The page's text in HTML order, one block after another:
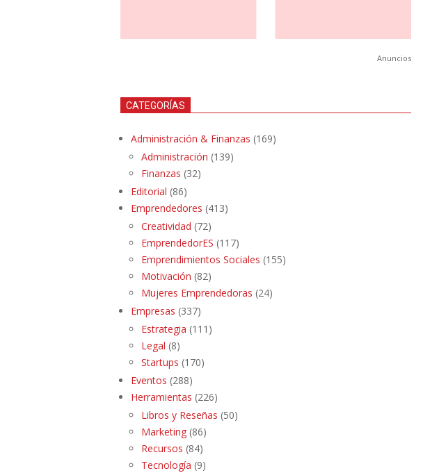
Anuncios
CATEGORÍAS
Administración & Finanzas (169)
Administración (139)
Finanzas (32)
Editorial (86)
Emprendedores (413)
Creatividad (72)
EmprendedorES (117)
Emprendimientos Sociales (155)
Motivación (82)
Mujeres Emprendedoras (24)
Empresas (337)
Estrategia (111)
Legal (8)
Startups (170)
Eventos (288)
Herramientas (226)
Libros y Reseñas (50)
Marketing (86)
Recursos (84)
Tecnología (9)